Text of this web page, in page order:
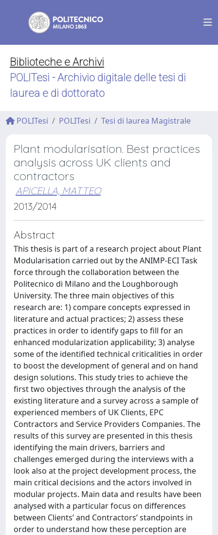
Biblioteche e Archivi
POLITesi - Archivio digitale delle tesi di
laurea e di dottorato
POLITesi POLITesi Tesi di laurea Magistrale
Plant modularisation. Best practices
analysis across UK clients and
contractors
APICELLA, MATTEO
2013/2014
Abstract
This thesis is part of a research project about Plant
Modularisation carried out by the ANIMP-ECI Task
force through the collaboration between the
Politecnico di Milano and the Loughborough
University. The three main objectives of this
research are: 1) compare concepts expressed in
literature and actual practices; 2) assess these
practices in order to identify gaps to fill for an
enhanced modularization applicability; 3) analyse
some of the identified technical criticalities in order
to boost the development of general and on hand
design solutions. This study tries to achieve the
first two objectives through the analysis of the
existing literature and a survey across a sample of
experienced members of UK Clients, EPC
Contractors and Service Providers Companies. The
results of this survey are presented in this thesis
identifying the main drivers, barriers and
challenges emerged during the interviews with a
look also at the project development process, the
main critical decisions and the actors involved in
modular projects. Main data and results have been
analysed with a particular focus on differences
between Clients’ and Contractors’ standpoints in
order to understand how these perception are